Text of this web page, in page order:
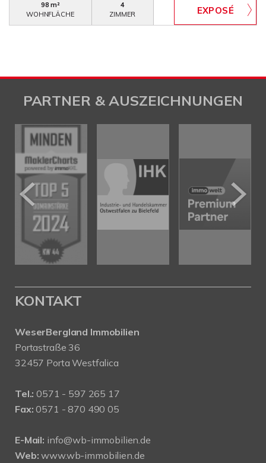
98 m²
WOHNFLÄCHE
4
ZIMMER
PARTNER & AUSZEICHNUNGEN
KONTAKT
WeserBergland Immobilien
Portastraße 36
32457 Porta Westfalica
Tel.: 0571 - 597 265 17
Fax: 0571 - 870 490 05
E-Mail: info@wb-immobilien.de
Web: www.wb-immobilien.de